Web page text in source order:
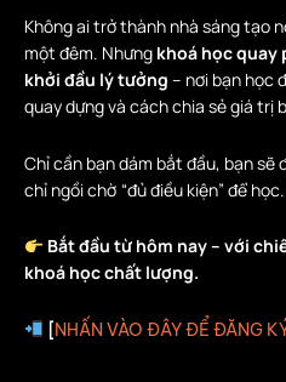
Không ai trở thành nhà sáng tạo
một đêm. Nhưng khoá học quay
khởi đầu lý tưởng – nơi bạn học
quay dựng và cách chia sẻ giá trị
Chỉ cần bạn dám bắt đầu, bạn sẽ
chỉ ngồi chờ “đủ điều kiện” để học.
Bắt đầu từ hôm nay – với
khoá học chất lượng.
[NHẤN VÀO ĐÂY ĐỂ ĐĂNG